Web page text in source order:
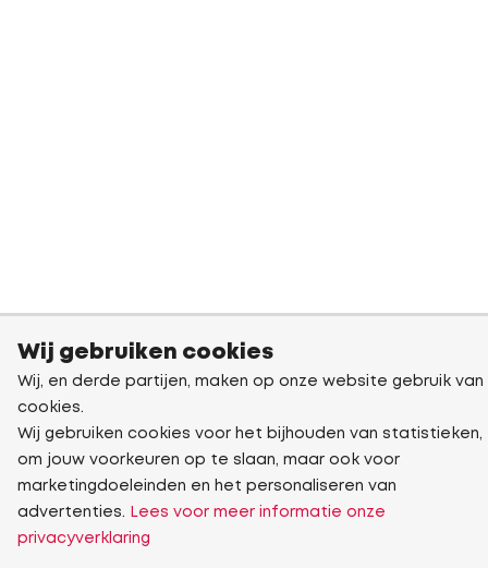
Wij gebruiken cookies
Wij, en derde partijen, maken op onze website gebruik van
cookies.
Wij gebruiken cookies voor het bijhouden van statistieken,
om jouw voorkeuren op te slaan, maar ook voor
marketingdoeleinden en het personaliseren van
advertenties.
Lees voor meer informatie onze
privacyverklaring